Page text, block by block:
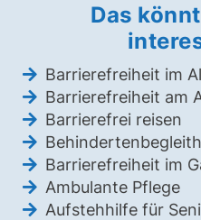
Das
Barrierefreiheit im
Barrierefreiheit am
Barrierefrei reisen
Barrierefreiheit im
Ambulante Pflege
Aufstehhilfe für